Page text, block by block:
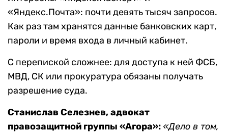
«Яндекс.Почта»: почти девять тысяч запросов.
Как раз там хранятся данные банковских карт,
пароли и время входа в личный кабинет.
С перепиской сложнее: для доступа к ней ФСБ,
МВД, СК или прокуратура обязаны получать
разрешение суда.
Станислав Селезнев,адвокат
правозащитной группы «Агора»: «Дело в том,